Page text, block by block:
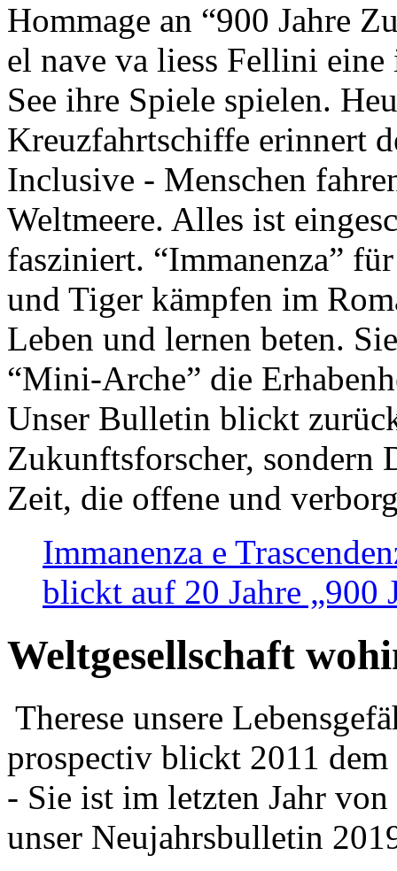
Hommage an “900 Jahre
el nave va liess Fellini
See ihre Spiele spielen.
Kreuzfahrtschiffe erinnert
Inclusive - Menschen
Weltmeere. Alles ist
fasziniert. “Immanenza”
und Tiger kämpfen im
Leben und lernen beten.
“Mini-Arche” die
Unser Bulletin blickt
Zukunftsforscher, sondern
Zeit, die offene und
Immanenza e
blickt auf 20 Jahre „900
Weltgesellschaft
Therese unsere
prospectiv blickt 2011
- Sie ist im letzten Jahr
unser Neujahrsbulletin